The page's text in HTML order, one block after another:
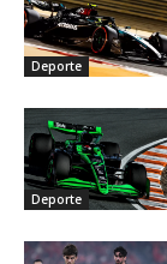
Deporte
Deporte